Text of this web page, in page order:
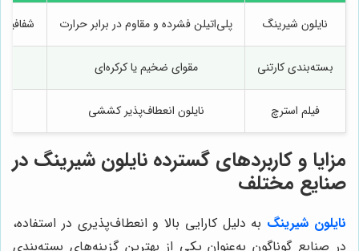
نایلون شیرینگ پلی‌اتیلن فشرده و مقاوم در برابر حرارت
بسته‌بندی کارتنی مقوای ضخیم یا کرکره‌ای
فیلم استرچ نایلون انعطاف‌پذیر کششی
مزایا و کاربردهای گسترده نایلون شیرینگ در
صنایع مختلف
نایلون شیرینگ به دلیل کارایی بالا و انعطاف‌پذیری در استفاده،
در صنایع گوناگون به‌عنوان یکی از بهترین گزینه‌های بسته‌بندی